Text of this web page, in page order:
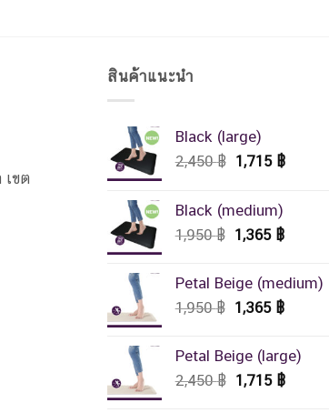
ขต
สินค้าแนะนำ
Black (large)
2,450฿ Original
2,450 ฿.
1,715 ฿Current
Black (medium)
1,950฿ Original
was:
1,950 ฿.
1,365 ฿Current
is:
1,365 ฿.
Petal Beige (medium)
1,950฿ Original
was:
1,950 ฿.
1,365 ฿Current
is:
1,365 ฿.
Petal Beige (large)
2,450฿ Original
1,715 ฿Current